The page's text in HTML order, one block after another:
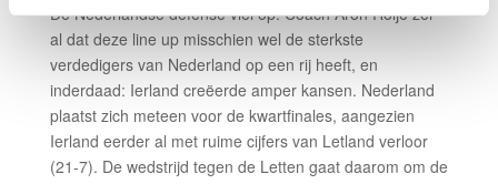
De Nederlandse defense viel op. Coach Aron Roijé zei
al dat deze line up misschien wel de sterkste
verdedigers van Nederland op een rij heeft, en
inderdaad: Ierland creëerde amper kansen. Nederland
plaatst zich meteen voor de kwartfinales, aangezien
Ierland eerder al met ruime cijfers van Letland verloor
(21-7). De wedstrijd tegen de Letten gaat daarom om de